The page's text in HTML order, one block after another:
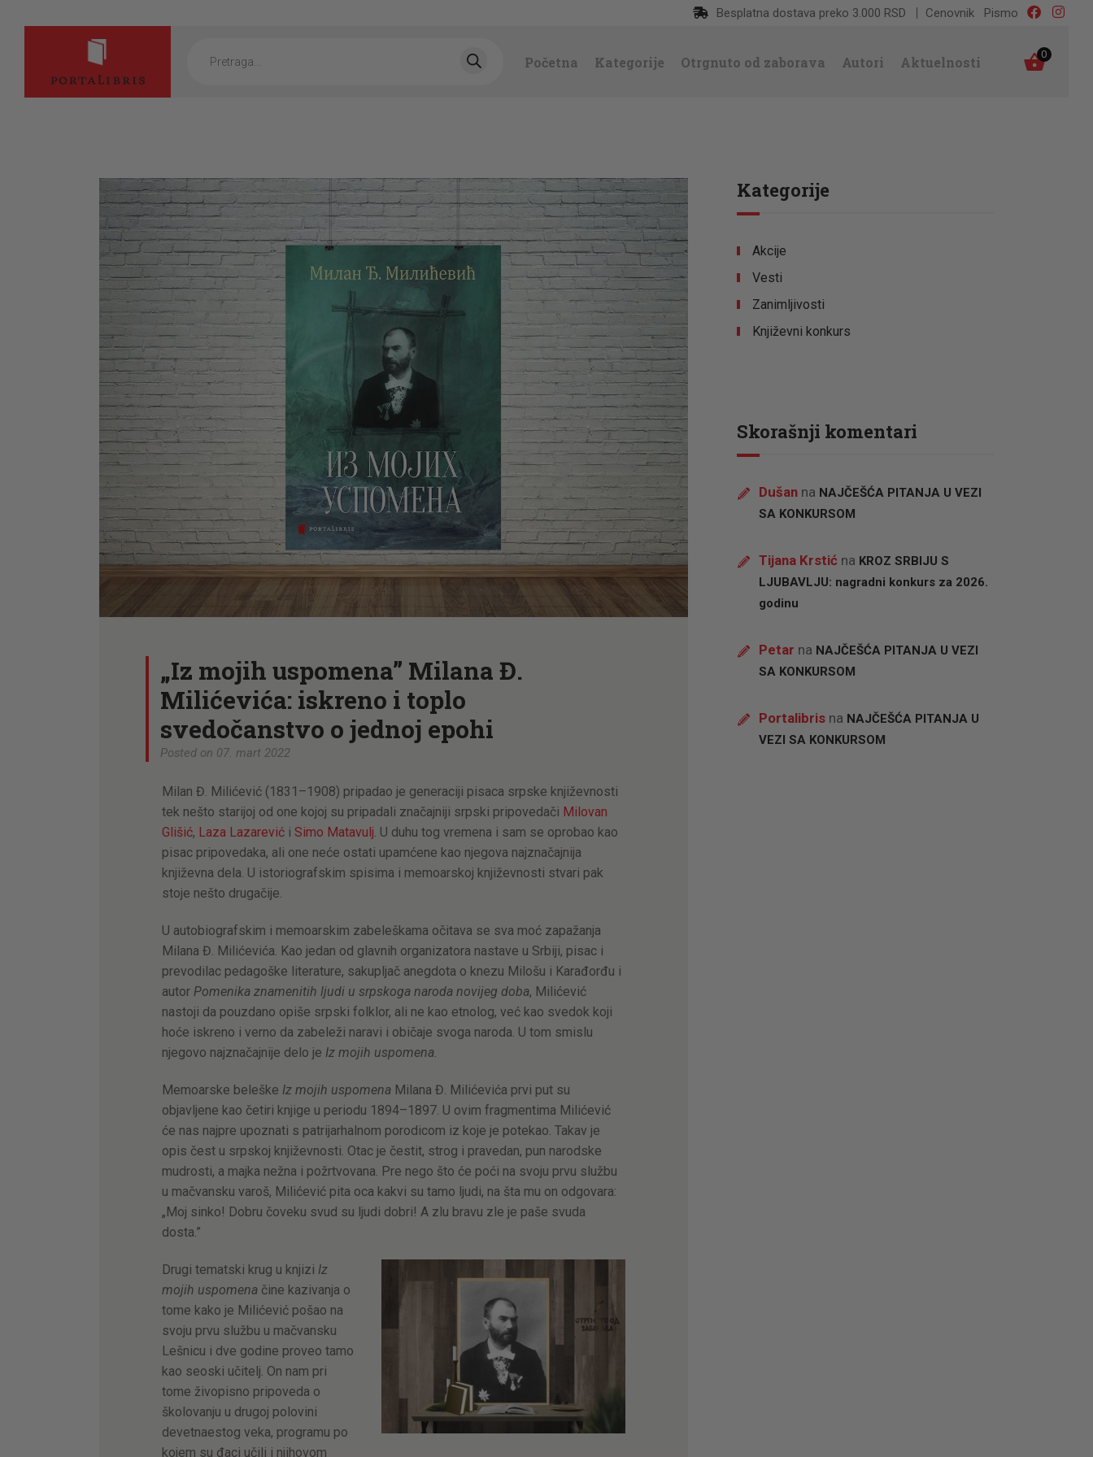
Besplatna dostava preko 3.000 RSD Cenovnik Pismo
search
Početna Kategorije Otrgnuto od zaborava Autori Aktuelnosti 0
KATEGORIJE
OTRGNUTO OD
ZABORAVA
AUTORI
AKTUELNOSTI
CENOVNIK
PISMO
„Iz mojih uspomena” Milana Đ.
Milićevića: iskreno i toplo
svedočanstvo o jednoj epohi
Posted on 07. mart 2022
Milan Đ. Milićević (1831–1908) pripadao je generaciji pisaca srpske književnosti
tek nešto starijoj od one kojoj su pripadali značajniji srpski pripovedači Milovan
Glišić, Laza Lazarevići Simo Matavulj. U duhu tog vremena i sam se oprobao kao
pisac pripovedaka, ali one neće ostati upamćene kao njegova najznačajnija
književna dela. U istoriografskim spisima i memoarskoj književnosti stvari pak
stoje nešto drugačije.
U autobiografskim i memoarskim zabeleškama očitava se sva moć zapažanja
Milana Đ. Milićevića. Kao jedan od glavnih organizatora nastave u Srbiji, pisac i
prevodilac pedagoške literature, sakupljač anegdota o knezu Milošu i Karađorđu i
autor Pomenika znamenitih ljudi u srpskoga naroda novijeg doba, Milićević
nastoji da pouzdano opiše srpski folklor, ali ne kao etnolog, već kao svedok koji
hoće iskreno i verno da zabeleži naravi i običaje svoga naroda. U tom smislu
njegovo najznačajnije delo je Iz mojih uspomena.
Memoarske beleške Iz mojih uspomenaMilana Đ. Milićevića prvi put su
objavljene kao četiri knjige u periodu 1894–1897. U ovim fragmentima Milićević
će nas najpre upoznati s patrijarhalnom porodicom iz koje je potekao. Takav je
opis čest u srpskoj književnosti. Otac je čestit, strog i pravedan, pun narodske
mudrosti, a majka nežna i požrtvovana. Pre nego što će poći na svoju prvu službu
u mačvansku varoš, Milićević pita oca kakvi su tamo ljudi, na šta mu on odgovara:
„Moj sinko! Dobru čoveku svud su ljudi dobri! A zlu bravu zle je paše svuda
dosta.”
Drugi tematski krug u knjizi Iz
mojih uspomenačine kazivanja o
tome kako je Milićević pošao na
svoju prvu službu u mačvansku
Lešnicu i dve godine proveo tamo
kao seoski učitelj. On nam pri
tome živopisno pripoveda o
školovanju u drugoj polovini
devetnaestog veka, programu po
kojem su đaci učili i njihovom
Kategorije
Akcije
Vesti
Zanimljivosti
Književni konkurs
Skorašnji komentari
Dušan na NAJČEŠĆA PITANJA U VEZI
SA KONKURSOM
Tijana Krstić na KROZ SRBIJU S
LJUBAVLJU: nagradni konkurs za 2026.
godinu
Petar na NAJČEŠĆA PITANJA U VEZI
SA KONKURSOM
Portalibris na NAJČEŠĆA PITANJA U
VEZI SA KONKURSOM